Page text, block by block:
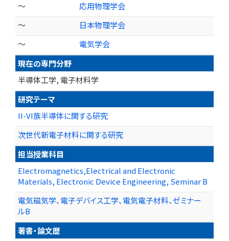
～
応用物理学会
～
日本物理学会
～
電気学会
現在の専門分野
半導体工学, 電子材料学
研究テーマ
II-VI族半導体に関する研究
次世代新電子材料に関する研究
担当授業科目
Electromagnetics,Electrical and Electronic
Materials, Electronic Device Engineering, Seminar B
電気磁気学、電子デバイス工学、電気電子材料、ゼミナー
ルB
著書・論文歴